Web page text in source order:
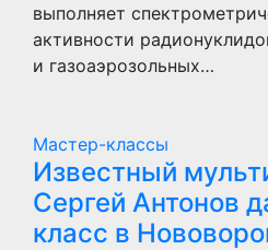
выполняет
активности
и газоаэрозольных…
Мастер-классы
Известный
Сергей Антонов
класс в